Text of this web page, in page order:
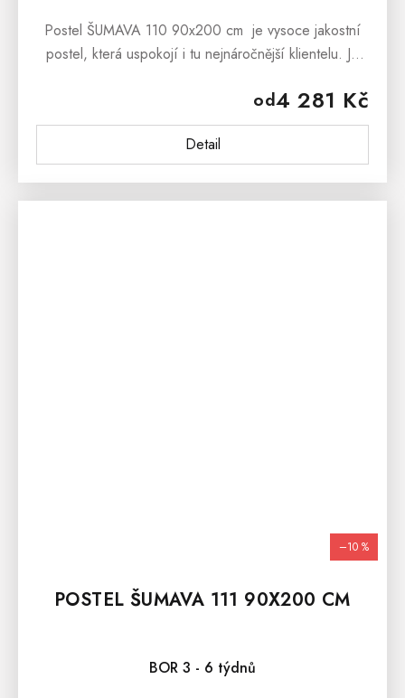
od4 281 Kč
Detail
Postel ŠUMAVA 110 90x200 cm je vysoce jakostní
postel, která uspokojí i tu nejnáročnější klientelu. Je
dodáváme včetně...
–10 %
POSTEL ŠUMAVA 111 90X200 CM
BOR 3 - 6 týdnů